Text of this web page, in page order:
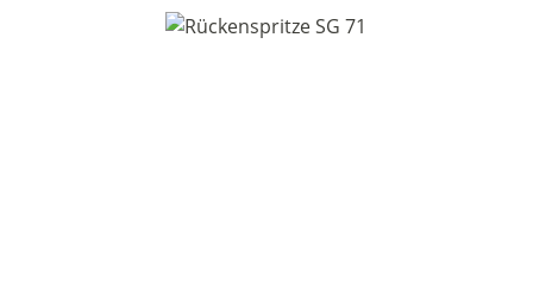
Bildergalerie überspringen